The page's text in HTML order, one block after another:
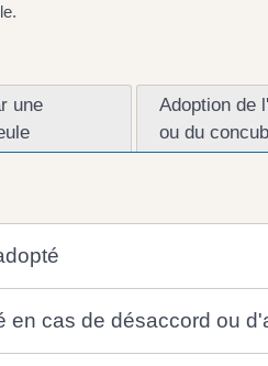
une
Adoption de
ou du
en cas de désaccord ou